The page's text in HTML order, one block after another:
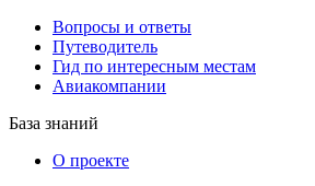
Вопросы и ответы
Путеводитель
Гид по интересным местам
Авиакомпании
База знаний
О проекте